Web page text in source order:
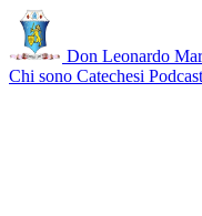
Don Leonardo
Chi sono Catechesi Podcast